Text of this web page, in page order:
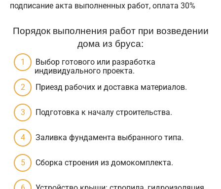
подписание акта выполненных работ, оплата 30%
Порядок выполнения работ при возведении
дома из бруса:
Выбор готового или разработка
индивидуального проекта.
Приезд рабочих и доставка материалов.
Подготовка к началу строительства.
Заливка фундамента выбранного типа.
Сборка строения из домокомплекта.